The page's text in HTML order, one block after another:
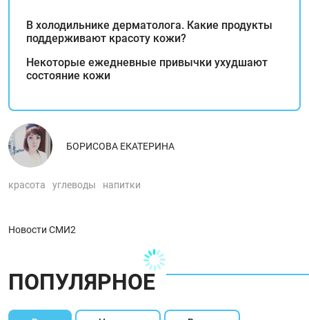
В холодильнике дерматолога. Какие продукты
поддерживают красоту кожи?
Некоторые ежедневные привычки ухудшают
состояние кожи
БОРИСОВА ЕКАТЕРИНА
красота углеводы напитки
Новости СМИ2
ПОПУЛЯРНОЕ